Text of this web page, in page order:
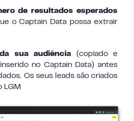
de resultados esperados
o Captain Data possa extrair
sua audiência (copiado e
no Captain Data) antes
Os seus leads são criados
LGM